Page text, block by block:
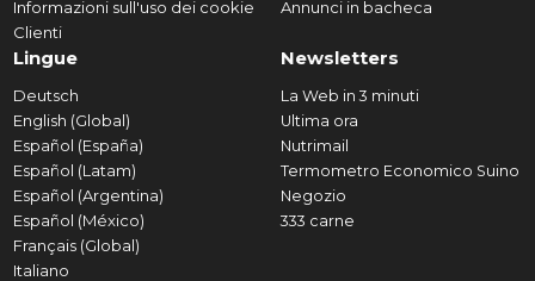
Informazioni sull'uso dei cookie
Clienti
Annunci in bacheca
Lingue
Deutsch
English (Global)
Español (España)
Español (Latam)
Español (Argentina)
Español (México)
Français (Global)
Italiano
Newsletters
La Web in 3 minuti
Ultima ora
Nutrimail
Termometro Economico Suino
Negozio
333 carne